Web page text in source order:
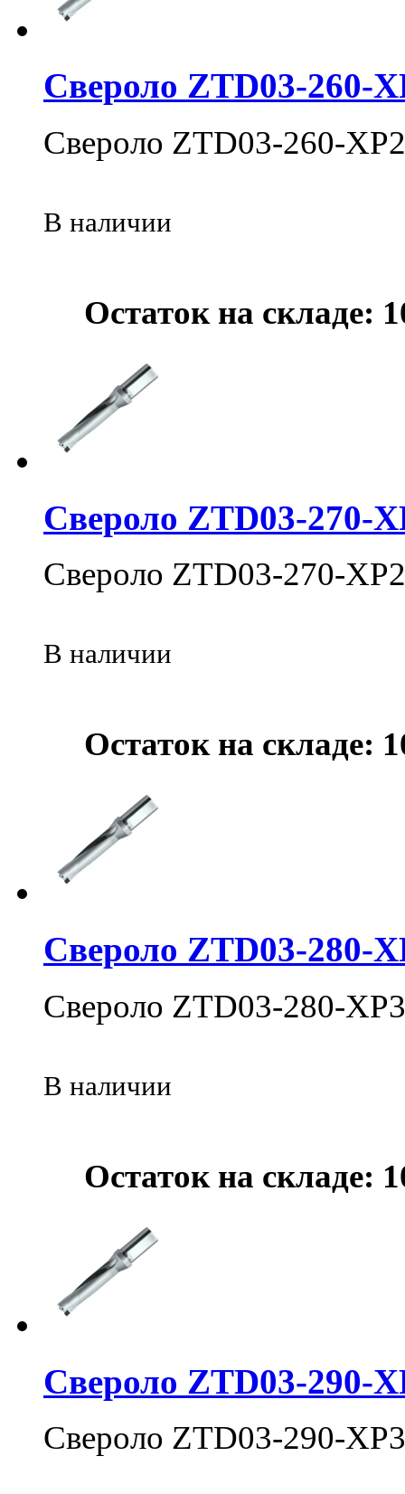
Свероло ZTD03-260-
Свероло ZTD03-260-
В наличии
Остаток на складе:
Свероло ZTD03-270-
Свероло ZTD03-270-
В наличии
Остаток на складе:
Свероло ZTD03-280-
Свероло ZTD03-280-
В наличии
Остаток на складе:
Свероло ZTD03-290-
Свероло ZTD03-290-